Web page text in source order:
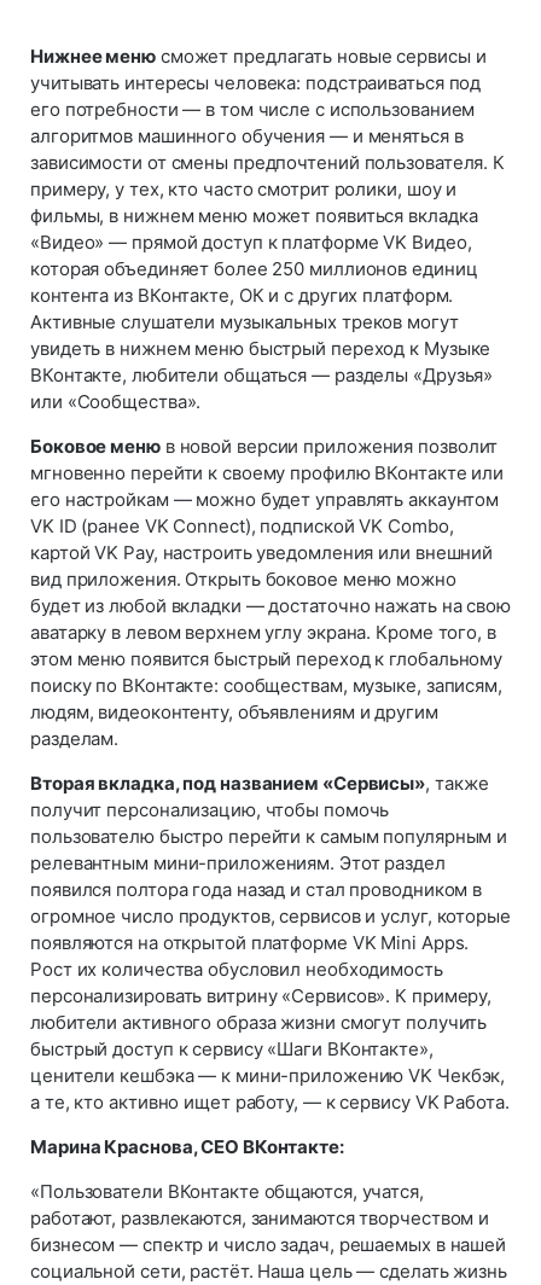
Нижнее менюсможет предлагать новые сервисы и
учитывать интересы человека: подстраиваться под
его потребности — в том числе с использованием
алгоритмов машинного обучения — и меняться в
зависимости от смены предпочтений пользователя. К
примеру, у тех, кто часто смотрит ролики, шоу и
фильмы, в нижнем меню может появиться вкладка
«Видео» — прямой доступ к платформе VK Видео,
которая объединяет более 250 миллионов единиц
контента из ВКонтакте, ОК и с других платформ.
Активные слушатели музыкальных треков могут
увидеть в нижнем меню быстрый переход к Музыке
ВКонтакте, любители общаться — разделы «Друзья»
или «Сообщества».
Боковое менюв новой версии приложения позволит
мгновенно перейти к своему профилю ВКонтакте или
его настройкам — можно будет управлять аккаунтом
VK ID (ранее VK Connect), подпиской VK Combo,
картой VK Pay, настроить уведомления или внешний
вид приложения. Открыть боковое меню можно
будет из любой вкладки — достаточно нажать на свою
аватарку в левом верхнем углу экрана. Кроме того, в
этом меню появится быстрый переход к глобальному
поиску по ВКонтакте: сообществам, музыке, записям,
людям, видеоконтенту, объявлениям и другим
разделам.
Вторая вкладка, под названием «Сервисы», также
получит персонализацию, чтобы помочь
пользователю быстро перейти к самым популярным и
релевантным мини-приложениям. Этот раздел
появился полтора года назад и стал проводником в
огромное число продуктов, сервисов и услуг, которые
появляются на открытой платформе VK Mini Apps.
Рост их количества обусловил необходимость
персонализировать витрину «Сервисов». К примеру,
любители активного образа жизни смогут получить
быстрый доступ к сервису «Шаги ВКонтакте»,
ценители кешбэка — к мини-приложению VK Чекбэк,
а те, кто активно ищет работу, — к сервису VK Работа.
Марина Краснова, СЕО ВКонтакте:
«Пользователи ВКонтакте общаются, учатся,
работают, развлекаются, занимаются творчеством и
бизнесом — спектр и число задач, решаемых в нашей
социальной сети, растёт. Наша цель — сделать жизнь